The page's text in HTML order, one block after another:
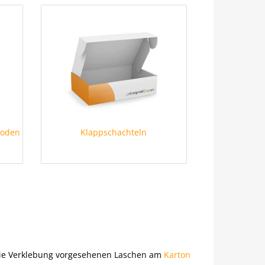
Klappschachteln
vorgesehenen Laschen am Karton